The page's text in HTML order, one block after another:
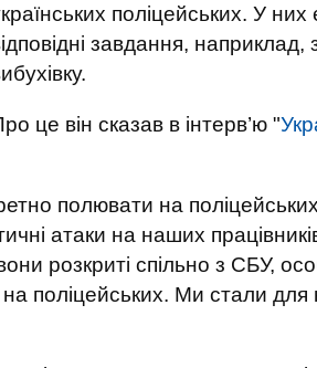
поліцейських. У них
завдання, наприклад,
це він сказав в інтерв’ю "
полювати на
атаки на наших
розкриті спільно з СБУ,
поліцейських. Ми стали